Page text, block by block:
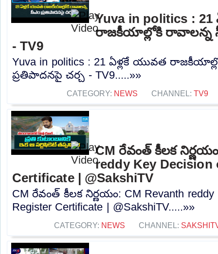
Yuva in politics : 21
రాజకీయాల్లోకి రావాలన్న
- TV9
Yuva in politics : 21 ఏళ్లకే యువత
ప్రతిపాదనపై చర్చ - TV9.....»»
CATEGORY: NEWS CHANNEL: TV9
CM రేవంత్ కీలక
reddy Key Decision
Certificate | @SakshiTV
CM రేవంత్ కీలక నిర్ణయం: CM Revanth reddy
Register Certificate | @SakshiTV.....»»
CATEGORY: NEWS CHANNEL: